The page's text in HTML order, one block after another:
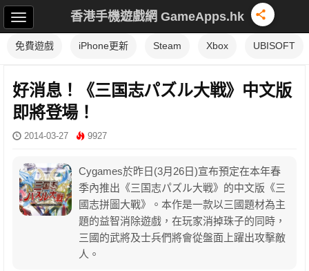
香港手機遊戲網 GameApps.hk
免費遊戲 iPhone更新 Steam Xbox UBISOFT
好消息！《三国志パズル大戦》中文版
即將登場！
2014-03-27 9927
Cygames於昨日(3月26日)宣布預定在本年春
季內推出《三国志パズル大戦》的中文版《三
國志拼圖大戰》。本作是一款以三國題材為主
題的益智消除遊戲，在玩家消掉珠子的同時，
三國的武將及士兵們將會從盤面上躍出攻擊敵
人。